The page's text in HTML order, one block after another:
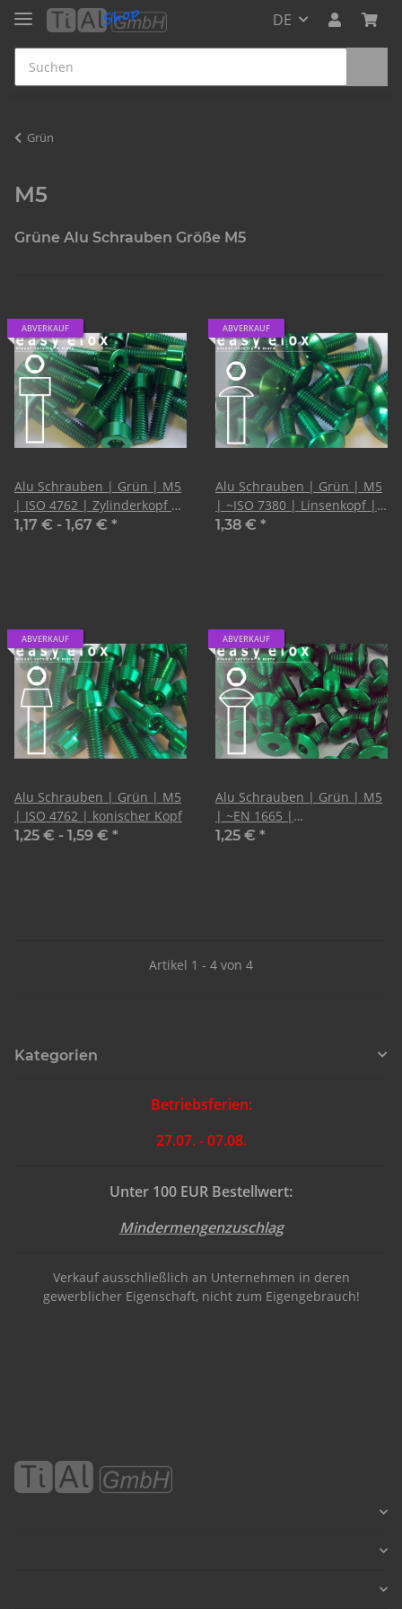
DE
Grün
M5
Grüne Alu Schrauben Größe M5
ABVERKAUF
Alu Schrauben | Grün | M5
| ISO 4762 | Zylinderkopf |
CNC
1,17 € - 1,67 € *
ABVERKAUF
Alu Schrauben | Grün | M5
| ~ISO 7380 | Linsenkopf |
CNC
1,38 € *
ABVERKAUF
Alu Schrauben | Grün | M5
| ISO 4762 | konischer Kopf
1,25 € - 1,59 € *
ABVERKAUF
Alu Schrauben | Grün | M5
| ~EN 1665 |
LinsenSenkkopf | CNC
1,25 € *
Artikel 1 - 4 von 4
Kategorien
Betriebsferien:
27.07. - 07.08.
Unter 100 EUR Bestellwert:
Mindermengenzuschlag
Verkauf ausschließlich an Unternehmen in deren
gewerblicher Eigenschaft, nicht zum Eigengebrauch!